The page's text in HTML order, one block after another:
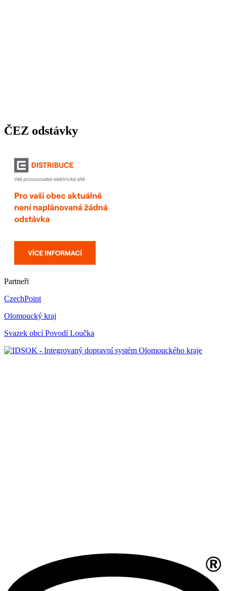
ČEZ odstávky
Partneři
CzechPoint
Olomoucký kraj
Svazek obcí Povodí Loučka